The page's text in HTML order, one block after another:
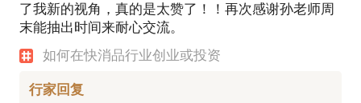
了我新的视角，真的是太赞了！！再次感谢孙老师周
末能抽出时间来耐心交流。
如何在快消品行业创业或投资
行家回复